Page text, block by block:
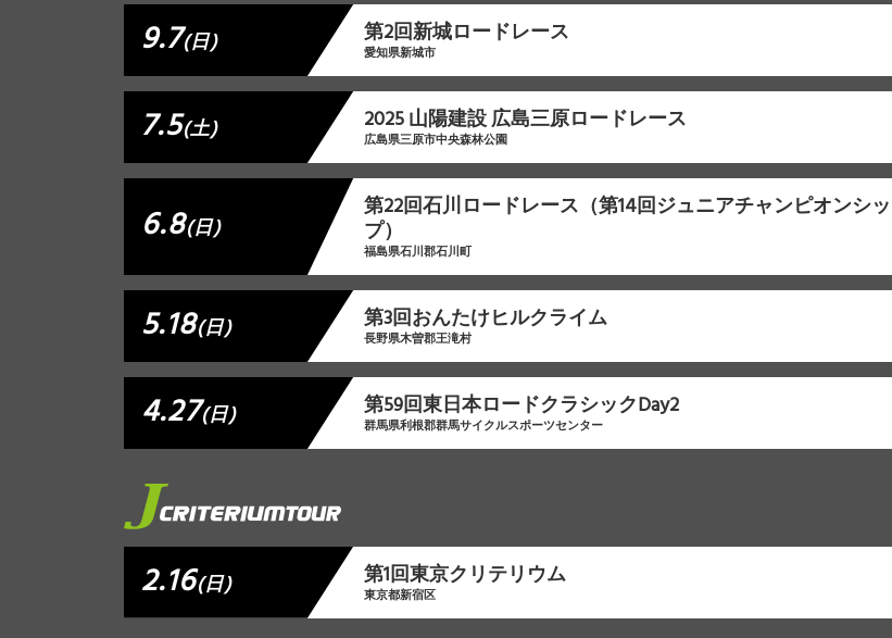
9.7(日) 第2回新城ロードレース
愛知県新城市
7.5(土) 2025 山陽建設 広島三原ロードレース
広島県三原市中央森林公園
6.8(日)
第22回石川ロードレース（第14回ジュニアチャンピオンシッ
プ）
福島県石川郡石川町
5.18(日) 第3回おんたけヒルクライム
長野県木曽郡王滝村
4.27(日) 第59回東日本ロードクラシックDay2
群馬県利根郡群馬サイクルスポーツセンター
2.16(日) 第1回東京クリテリウム
東京都新宿区